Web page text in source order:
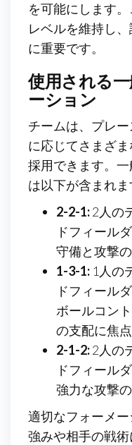
を可能にします
レベルを維持し
に重要です。
使用される
ーション
チームは、プレ
に応じてさまざ
採用できます。
は以下が含まれま
2-2-1:2人の
ドフィール
守備と攻撃
1-3-1: 1人の
ドフィール
ボールコン
の支配に焦
2-1-2:2人の
ドフィール
強力な攻撃
適切なフォーメ
強みや相手の戦